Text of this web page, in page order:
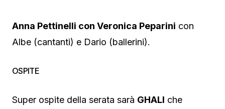
Anna Pettinelli con Veronica Peparini con
Albe (cantanti) e Dario (ballerini).
OSPITE
Super ospite della serata sarà GHALI che